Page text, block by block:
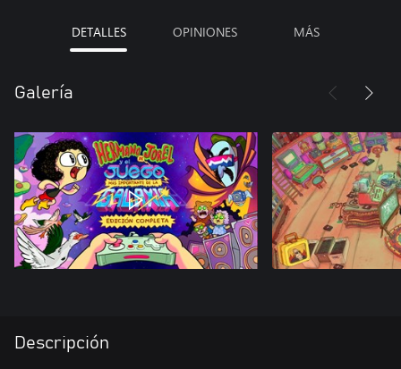
DETALLES OPINIONES MÁS
Galería
Descripción